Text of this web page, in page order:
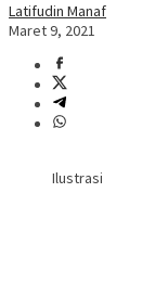
Latifudin Manaf
Maret 9, 2021
Ilustrasi